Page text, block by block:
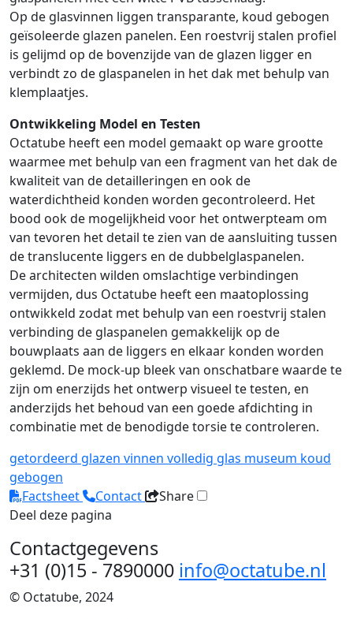
Op de glasvinnen liggen transparante, koud gebogen
geïsoleerde glazen panelen. Een roestvrij stalen profiel
is gelijmd op de bovenzijde van de glazen ligger en
verbindt zo de glaspanelen in het dak met behulp van
klemplaatjes.
Ontwikkeling Model en Testen
Octatube heeft een model gemaakt op ware grootte
waarmee met behulp van een fragment van het dak de
kwaliteit van de detailleringen en ook de
waterdichtheid konden worden gecontroleerd. Het
bood ook de mogelijkheid voor het ontwerpteam om
van tevoren het detail te zien van de aansluiting tussen
de translucente liggers en de dubbelglaspanelen.
De architecten wilden omslachtige verbindingen
vermijden, dus Octatube heeft een maatoplossing
ontwikkeld zodat met behulp van een roestvrij stalen
verbinding de glaspanelen gemakkelijk op de
bouwplaats aan de liggers en elkaar konden worden
geklemd. De mock-up bleek van onschatbare waarde te
zijn om enerzijds het ontwerp visueel te testen, en
anderzijds het behoud van een goede afdichting in
combinatie met de benodigde torsie te controleren.
getordeerd glazen vinnen volledig glas museum koud
gebogen
Factsheet
Contact
Share
Deel deze pagina
Contactgegevens
+31 (0)15 - 7890000 info@octatube.nl
© Octatube, 2024